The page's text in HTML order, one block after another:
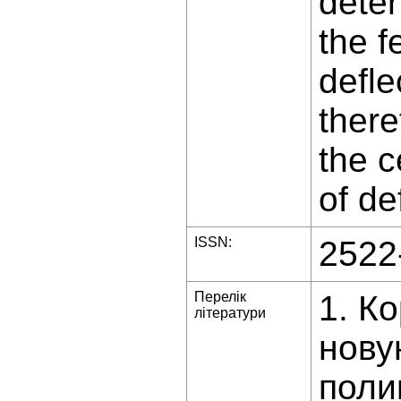
the
the
of
ISSN:
Перелік
літератури
1.